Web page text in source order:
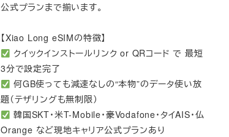
公式プランまで揃います。
【Xiao Long eSIMの特徴】
クイックインストールリンク or QRコード で 最短
3分で設定完了
何GB使っても減速なしの“本物”のデータ使い放
題（テザリングも無制限）
韓国SKT・米T-Mobile・豪Vodafone・タイAIS・仏
Orange など現地キャリア公式プランあり